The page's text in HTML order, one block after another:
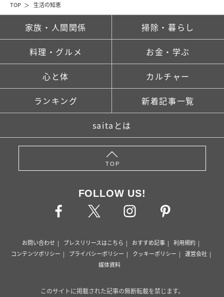
TOP 生活の知恵
家族・人間関係 掃除・暮らし
料理・グルメ お金・学ぶ
心と体 カルチャー
ランキング 新着記事一覧
saitaとは
TOP
FOLLOW US!
お問い合わせ プレスリリースはこちら おすすめ記事
利用規約
コンテンツポリシー
プライバシーポリシー クッキーポリシー
運営会社
媒体資料
このサイトに掲載された記事の無断転載を禁じます。